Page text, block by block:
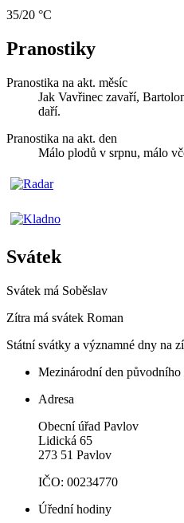
35/20 °C
Pranostiky
Pranostika na akt. měsíc
Jak Vavřinec zavaří,
daří.
Pranostika na akt. den
Málo plodů v srpnu, málo
Svátek
Svátek má Soběslav
Zítra má svátek Roman
Státní svátky a významné dny na
Mezinárodní den původního
Adresa
Obecní úřad Pavlov
Lidická 65
273 51 Pavlov
IČO: 00234770
Úřední hodiny